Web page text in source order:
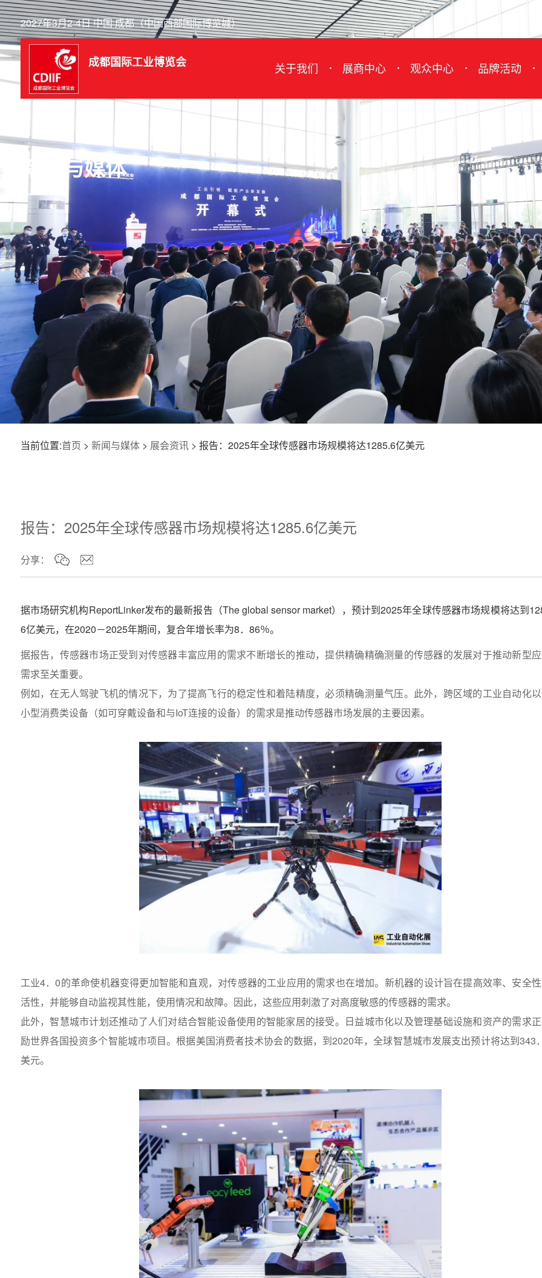
2027年3月2-4日 中国·成都（中国西部国际博览城）
成都国际工业博览会 关于我们 展商中心 观众中心 品牌活动
新闻与媒体
当前位置:首页 > 新闻与媒体> 展会资讯> 报告：2025年全球传感器市场规模将达1285.6亿美元
报告：2025年全球传感器市场规模将达1285.6亿美元
分享：
据市场研究机构ReportLinker发布的最新报告（The global sensor market），预计到2025年全球传感器市场规模将达到
6亿美元，在2020－2025年期间，复合年增长率为8．86％。
据报告，传感器市场正受到对传感器丰富应用的需求不断增长的推动，提供精确精确测量的传感器的发展对于推动新型
需求至关重要。
例如，在无人驾驶飞机的情况下，为了提高飞行的稳定性和着陆精度，必须精确测量气压。此外，跨区域的工业自动化
小型消费类设备（如可穿戴设备和与IoT连接的设备）的需求是推动传感器市场发展的主要因素。
工业4．0的革命使机器变得更加智能和直观，对传感器的工业应用的需求也在增加。新机器的设计旨在提高效率、安全
活性，并能够自动监视其性能，使用情况和故障。因此，这些应用刺激了对高度敏感的传感器的需求。
此外，智慧城市计划还推动了人们对结合智能设备使用的智能家居的接受。日益城市化以及管理基础设施和资产的需求
励世界各国投资多个智能城市项目。根据美国消费者技术协会的数据，到2020年，全球智慧城市发展支出预计将达到343
美元。